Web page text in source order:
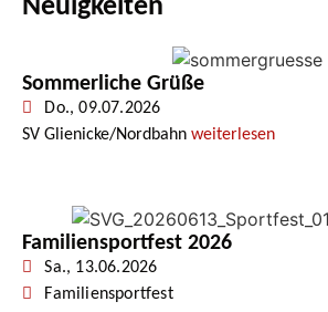
Neuigkeiten
Sommerliche Grüße
Do., 09.07.2026
SV Glienicke/Nordbahn weiterlesen
Familiensportfest 2026
Sa., 13.06.2026
Familiensportfest